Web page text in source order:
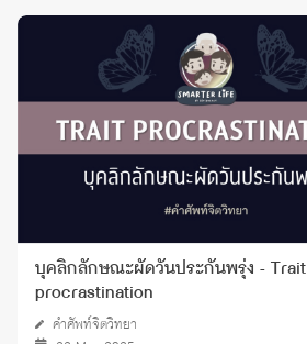
บุคลิกลักษณะผัดวันประกันพรุ่ง - Trait
procrastination
คำศัพท์จิตวิทยา